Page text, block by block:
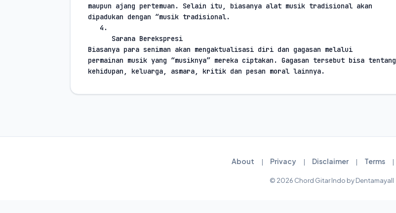
maupun ajang pertemuan. Selain itu, biasanya alat musik tradisional akan
dipadukan dengan “musik tradisional.
4.
Sarana Berekspresi
Biasanya para seniman akan mengaktualisasi diri dan gagasan melalui
permainan musik yang “musiknya” mereka ciptakan. Gagasan tersebut bisa tentang
kehidupan, keluarga, asmara, kritik dan pesan moral lainnya.
About | Privacy | Disclaimer | Terms |
© 2026 Chord Gitar Indo by Dentamayall